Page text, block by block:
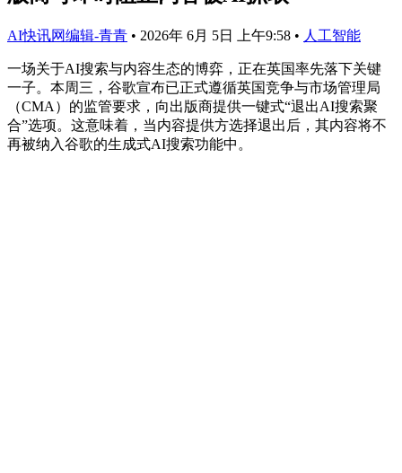
AI快讯网编辑-青青 • 2026年 6月 5日 上午9:58 • 人工智能
一场关于AI搜索与内容生态的博弈，正在英国率先落下关键
一子。本周三，谷歌宣布已正式遵循英国竞争与市场管理局
（CMA）的监管要求，向出版商提供一键式“退出AI搜索聚
合”选项。这意味着，当内容提供方选择退出后，其内容将不
再被纳入谷歌的生成式AI搜索功能中。